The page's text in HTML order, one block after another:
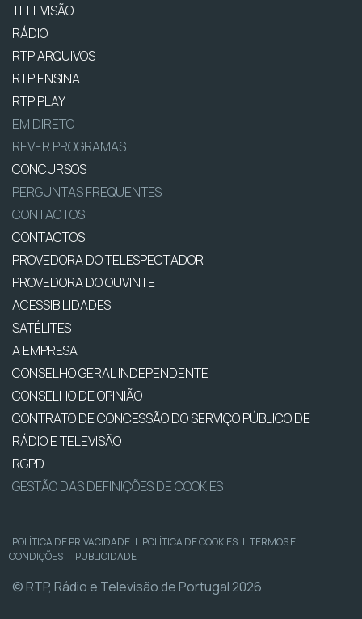
TELEVISÃO
RÁDIO
RTP ARQUIVOS
RTP ENSINA
RTP PLAY
EM DIRETO
REVER PROGRAMAS
CONCURSOS
PERGUNTAS FREQUENTES
CONTACTOS
CONTACTOS
PROVEDORA DO TELESPECTADOR
PROVEDORA DO OUVINTE
ACESSIBILIDADES
SATÉLITES
A EMPRESA
CONSELHO GERAL INDEPENDENTE
CONSELHO DE OPINIÃO
CONTRATO DE CONCESSÃO DO SERVIÇO PÚBLICO DE
RÁDIO E TELEVISÃO
RGPD
GESTÃO DAS DEFINIÇÕES DE COOKIES
POLÍTICA DE PRIVACIDADE | POLÍTICA DE COOKIES | TERMOS E
CONDIÇÕES | PUBLICIDADE
© RTP, Rádio e Televisão de Portugal 2026